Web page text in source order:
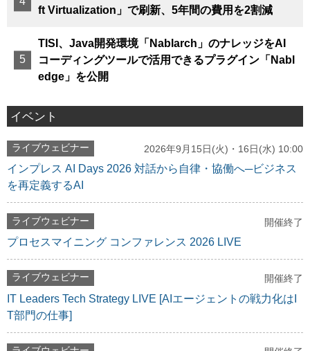
ft Virtualization」で刷新、5年間の費用を2割減
TISI、Java開発環境「Nablarch」のナレッジをAI
コーディングツールで活用できるプラグイン「Nabl
edge」を公開
イベント
ライブウェビナー 2026年9月15日(火)・16日(水) 10:00
インプレス AI Days 2026 対話から自律・協働へ─ビジネス
を再定義するAI
ライブウェビナー 開催終了
プロセスマイニング コンファレンス 2026 LIVE
ライブウェビナー 開催終了
IT Leaders Tech Strategy LIVE [AIエージェントの戦力化はI
T部門の仕事]